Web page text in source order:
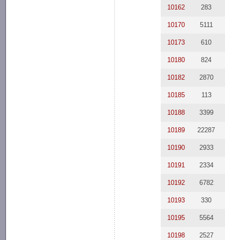
10162 283
10170 5111
10173 610
10180 824
10182 2870
10185 113
10188 3399
10189 22287
10190 2933
10191 2334
10192 6782
10193 330
10195 5564
10198 2527